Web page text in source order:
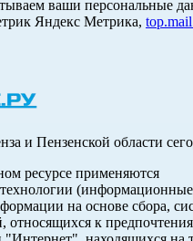
ваши персональные
Яндекс Метрика,
и Пензенской области
ресурсе применяются
на основе сбора,
относящихся к